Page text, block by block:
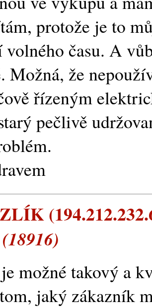
protože je to
času. A
Možná, že
řízeným
pečlivě
možné takový a
jaký zákazník